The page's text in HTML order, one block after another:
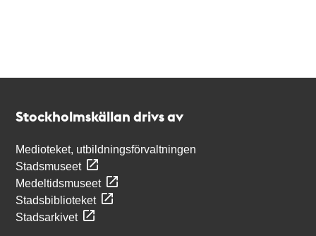
Stockholmskällan drivs av
Medioteket, utbildningsförvaltningen
Stadsmuseet
Medeltidsmuseet
Stadsbiblioteket
Stadsarkivet